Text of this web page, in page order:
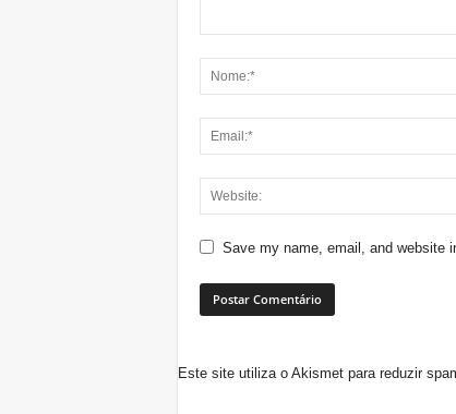
Save my name, email, and website
Este site utiliza o Akismet para reduzir